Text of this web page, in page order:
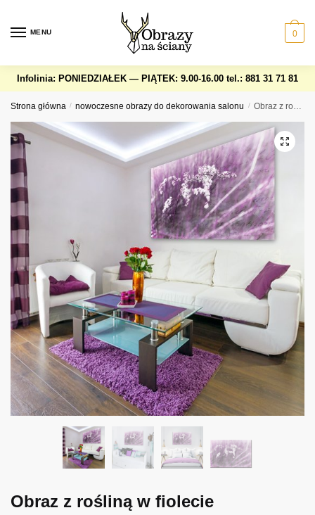
navigation
content
MENU 0
Infolinia: PONIEDZIAŁEK — PIĄTEK: 9.00-16.00 tel.: 881 31 71 81
Strona główna / nowoczesne obrazy do dekorowania salonu / Obraz z rośliną w fiolecie
Obraz z rośliną w fiolecie